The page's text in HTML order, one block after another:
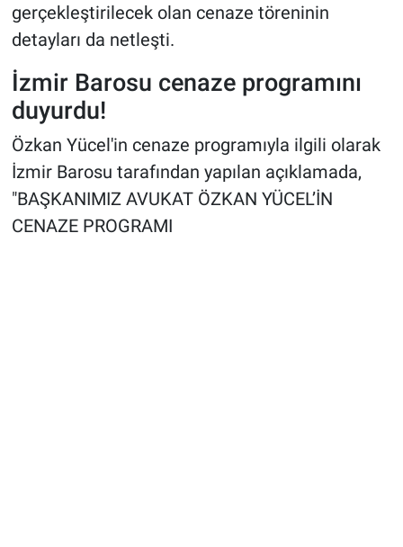
gerçekleştirilecek olan cenaze töreninin
detayları da netleşti.
İzmir Barosu cenaze programını
duyurdu!
Özkan Yücel'in cenaze programıyla ilgili olarak
İzmir Barosu tarafından yapılan açıklamada,
"BAŞKANIMIZ AVUKAT ÖZKAN YÜCEL’İN
CENAZE PROGRAMI